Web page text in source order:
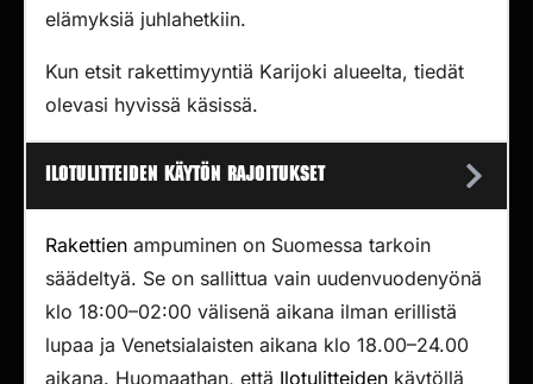
elämyksiä juhlahetkiin.
Kun etsit rakettimyyntiä Karijoki alueelta, tiedät
olevasi hyvissä käsissä.
Ilotulitteiden käytön rajoitukset
Rakettien ampuminen on Suomessa tarkoin
säädeltyä. Se on sallittua vain uudenvuodenyönä
klo 18:00–02:00 välisenä aikana ilman erillistä
lupaa ja Venetsialaisten aikana klo 18.00–24.00
aikana. Huomaathan, että Ilotulitteiden käytöllä